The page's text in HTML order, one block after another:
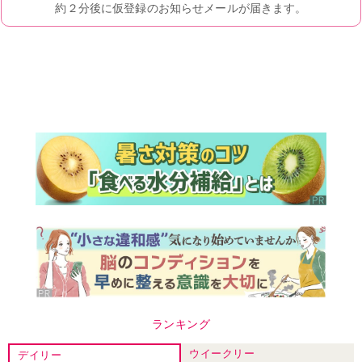
ランキング
デイリー ウイークリー